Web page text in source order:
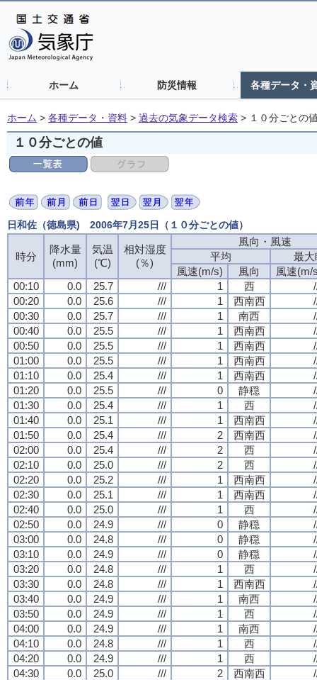
ホーム 防災情報 各種データ・
ホーム > 各種データ・資料 > 過去の気象データ検索 > １０分ごとの
１０分ごとの値
日和佐（徳島県) 2006年7月25日（１０分ごとの値）
時分
降水量
(mm)
気温
(℃)
相対湿度
(％)
風向・風速
平均
最大
風速(m/s)
風向
風速(m/
00:10
0.0 25.7 /// 1 西
00:20
0.0 25.6 /// 1 西南西
00:30
0.0 25.7 /// 1 南西
00:40
0.0 25.5 /// 1 西南西
00:50
0.0 25.5 /// 1 西南西
01:00
0.0 25.5 /// 1 西南西
01:10
0.0 25.4 /// 1 西南西
01:20
0.0 25.5 /// 0 静穏
01:30
0.0 25.4 /// 1 西
01:40
0.0 25.1 /// 1 西南西
01:50
0.0 25.4 /// 2 西南西
02:00
0.0 25.4 /// 2 西
02:10
0.0 25.0 /// 2 西
02:20
0.0 25.2 /// 1 西南西
02:30
0.0 25.1 /// 1 西南西
02:40
0.0 25.0 /// 1 西
02:50
0.0 24.9 /// 0 静穏
03:00
0.0 24.8 /// 0 静穏
03:10
0.0 24.9 /// 0 静穏
03:20
0.0 24.8 /// 1 西
03:30
0.0 24.8 /// 1 西南西
03:40
0.0 24.9 /// 1 南西
03:50
0.0 24.9 /// 1 西
04:00
0.0 24.9 /// 1 南西
04:10
0.0 24.8 /// 1 西
04:20
0.0 24.9 /// 1 西
04:30
0.0 25.0 /// 2 西南西